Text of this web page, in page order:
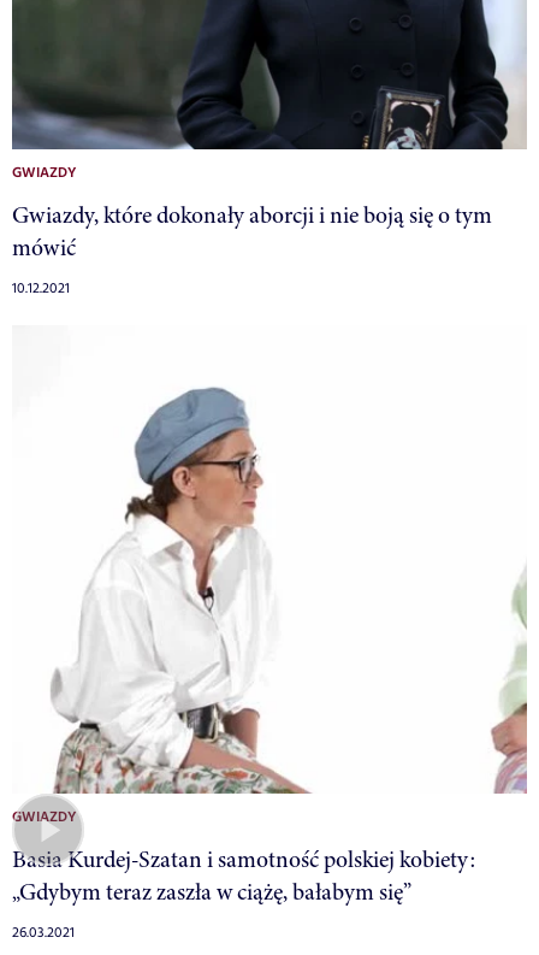
GWIAZDY
Gwiazdy, które dokonały aborcji i nie boją się o tym
mówić
10.12.2021
GWIAZDY
Basia Kurdej-Szatan i samotność polskiej kobiety:
„Gdybym teraz zaszła w ciążę, bałabym się”
26.03.2021